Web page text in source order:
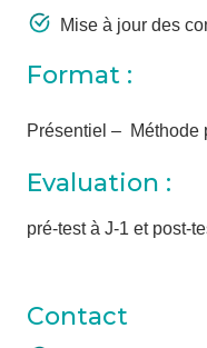
Mise à jour des
Format :
Présentiel – Méthode
Evaluation :
pré-test à J-1 et post-
Contact